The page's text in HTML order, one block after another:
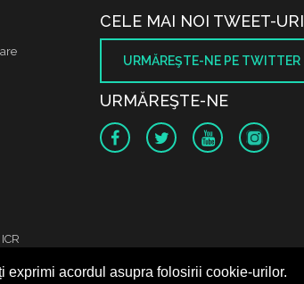
exprimi acordul asupra folosirii cookie-urilor.
CELE MAI NOI TWEET-URI
URMĂREŞTE-NE PE TWITTER
URMĂREŞTE-NE